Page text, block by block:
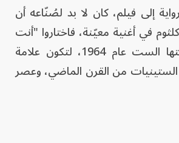
إلى فيلم، كان لا بد لصُنّاعه أن
في أغنية معيّنة، فاختاروا "أنت
عمري" التي قدّمتها الست عام 1964، لتكون علامة
من القرن الماضي، وعصر